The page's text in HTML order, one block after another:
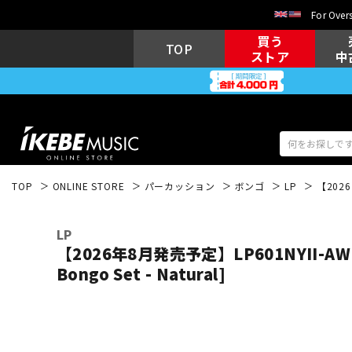
For
TOP
買う
ストア
TOP ONLINE STORE パーカッション ボンゴ LP 【
LP
【2026年8月発売予定】LP601NYII-
Bongo Set - Natural]